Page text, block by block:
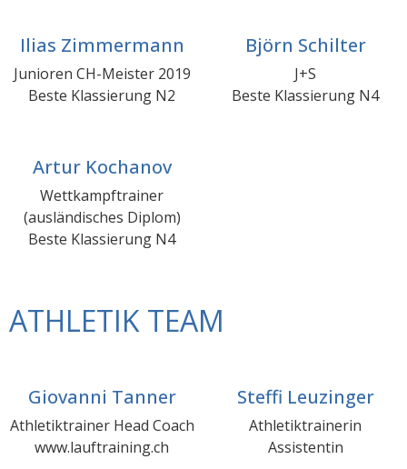
Ilias Zimmermann
Junioren CH-Meister 2019
Beste Klassierung N2
Björn Schilter
J+S
Beste Klassierung N4
Artur Kochanov
Wettkampftrainer
(ausländisches Diplom)
Beste Klassierung N4
ATHLETIK TEAM
Giovanni Tanner
Athletiktrainer Head Coach
www.lauftraining.ch
Steffi Leuzinger
Athletiktrainerin
Assistentin